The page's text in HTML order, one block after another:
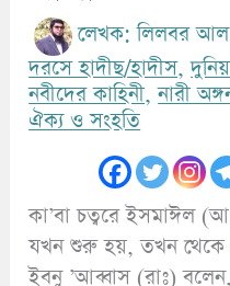
লেখক: লিলবর
দরসে হাদীছ/হাদীস,
নবীদের কাহিনী,নারী
ঐক্য ও সংহতি
কা’বা চত্বরে ইসমাঈল
যখন শুরু হয়, তখন থেকে
ইবনু ’আব্বাস (রাঃ) বলেন,